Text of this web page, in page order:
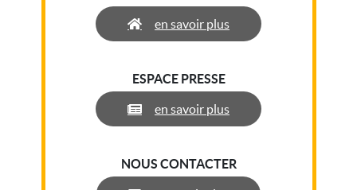
en savoir plus
ESPACE PRESSE
en savoir plus
NOUS CONTACTER